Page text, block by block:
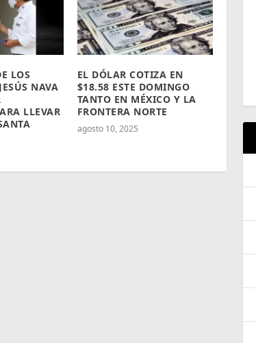
LOS
NAVA
LLEVAR
EL DÓLAR COTIZA EN
$18.58 ESTE DOMINGO
TANTO EN MÉXICO Y LA
FRONTERA NORTE
agosto 10, 2025